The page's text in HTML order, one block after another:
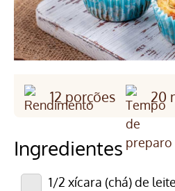
12 porções 20
Ingredientes
1/2 xícara (chá) de leite